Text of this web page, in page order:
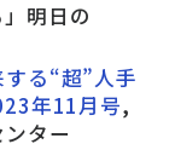
明日の
する“超”人手
年11月号,
ター